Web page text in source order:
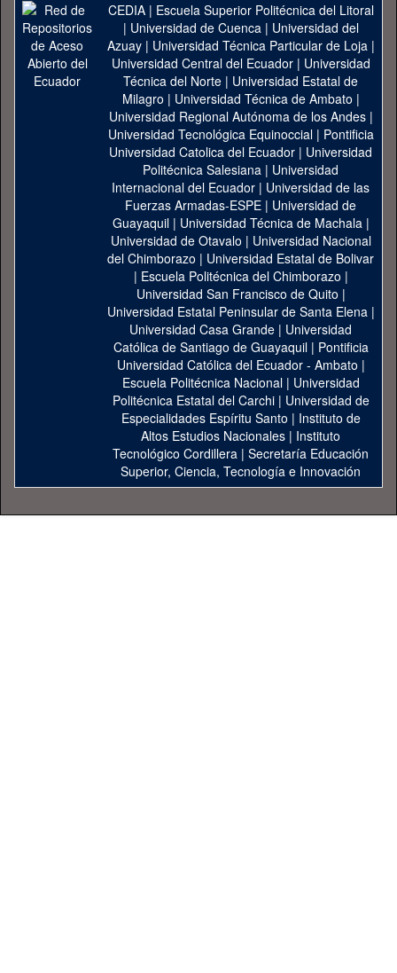
CEDIA| Escuela Superior Politécnica del Litoral
| Universidad de Cuenca| Universidad del
Azuay| Universidad Técnica Particular de Loja|
Universidad Central del Ecuador| Universidad
Técnica del Norte | Universidad Estatal de
Milagro | Universidad Técnica de Ambato |
Universidad Regional Autónoma de los Andes|
Universidad Tecnológica Equinoccial| Pontificia
Universidad Catolica del Ecuador | Universidad
Politécnica Salesiana | Universidad
Internacional del Ecuador | Universidad de las
Fuerzas Armadas-ESPE | Universidad de
Guayaquil| Universidad Técnica de Machala|
Universidad de Otavalo | Universidad Nacional
del Chimborazo | Universidad Estatal de Bolivar
| Escuela Politécnica del Chimborazo |
Universidad San Francisco de Quito |
Universidad Estatal Peninsular de Santa Elena|
Universidad Casa Grande | Universidad
Católica de Santiago de Guayaquil| Pontificia
Universidad Católica del Ecuador - Ambato |
Escuela Politécnica Nacional| Universidad
Politécnica Estatal del Carchi| Universidad de
Especialidades Espíritu Santo | Instituto de
Altos Estudios Nacionales | Instituto
Tecnológico Cordillera | Secretaría Educación
Superior, Ciencia, Tecnología e Innovación